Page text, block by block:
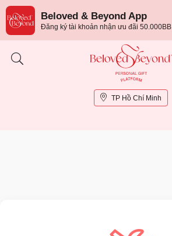
Beloved & Beyond App
Đăng ký tài khoản nhận ưu đãi 50.000BB
TP Hồ Chí Minh